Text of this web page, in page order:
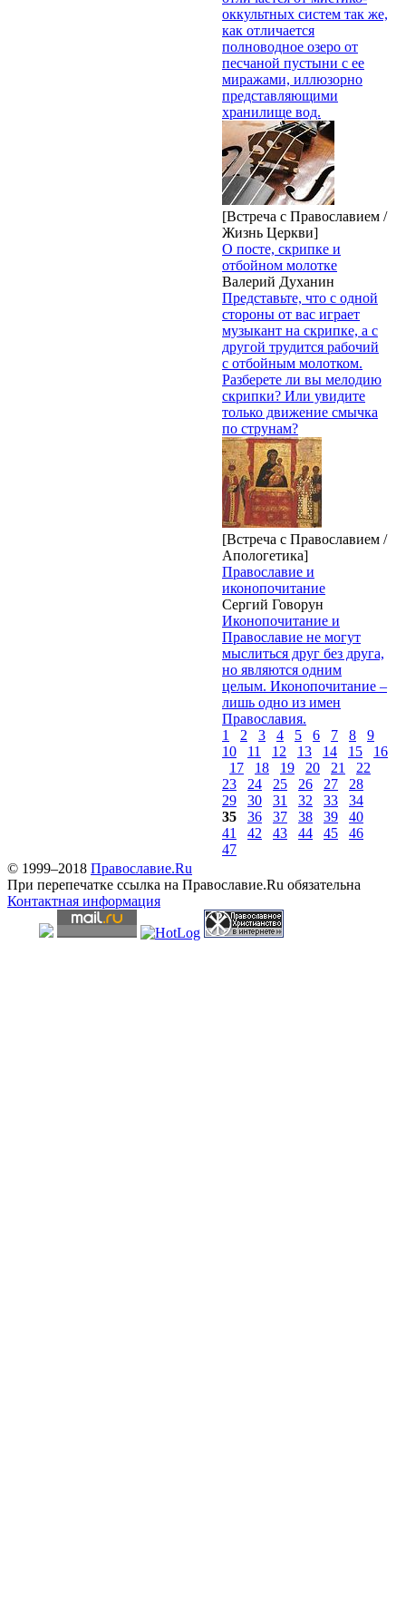
оккультных систем так же,
как отличается
полноводное озеро от
песчаной пустыни с ее
миражами, иллюзорно
представляющими
хранилище вод.
[Встреча с Православием /
Жизнь Церкви]
О посте, скрипке и
отбойном молотке
Валерий Духанин
Представьте, что с одной
стороны от вас играет
музыкант на скрипке, а с
другой трудится рабочий
с отбойным молотком.
Разберете ли вы мелодию
скрипки? Или увидите
только движение смычка
по струнам?
[Встреча с Православием /
Апологетика]
Православие и
иконопочитание
Сергий Говорун
Иконопочитание и
Православие не могут
мыслиться друг без друга,
но являются одним
целым. Иконопочитание –
лишь одно из имен
Православия.
1
2 3 4 5 6 7 8
9
10
11 12 13 14 15
16
17
18 19 20 21
22
23
24 25 26 27
28
29
30 31 32 33
34
35
36 37 38 39
40
41
42 43 44 45
46
47
© 1999–2018 Православие.Ru
При перепечатке ссылка на Православие.Ru обязательна
Контактная информация